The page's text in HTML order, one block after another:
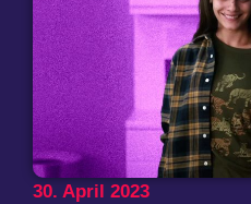
30. April 2023